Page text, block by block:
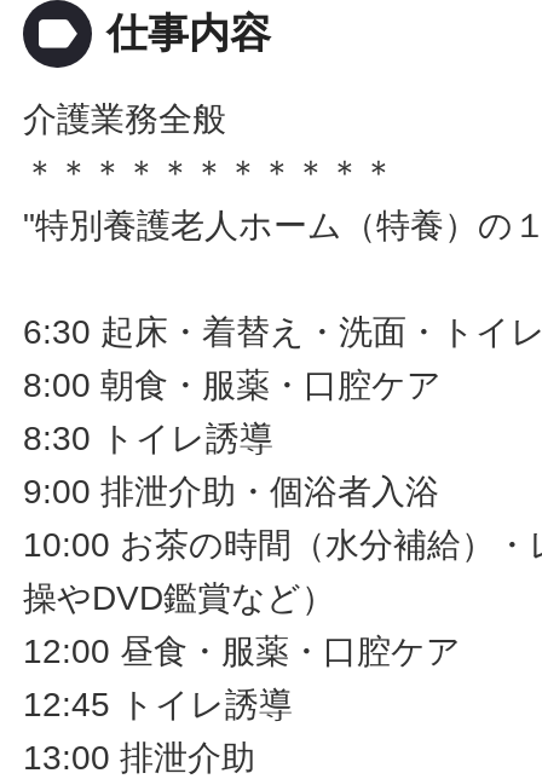
label 仕事内容
介護業務全般
＊＊＊＊＊＊＊＊＊＊＊
"特別養護老人ホーム（特養）の
6:30 起床・着替え・洗面・トイ
8:00 朝食・服薬・口腔ケア
8:30 トイレ誘導
9:00 排泄介助・個浴者入浴
10:00 お茶の時間（水分補給）
操やDVD鑑賞など）
12:00 昼食・服薬・口腔ケア
12:45 トイレ誘導
13:00 排泄介助